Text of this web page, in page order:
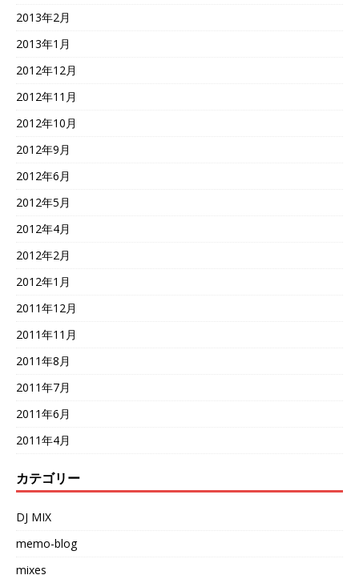
2013年2月
2013年1月
2012年12月
2012年11月
2012年10月
2012年9月
2012年6月
2012年5月
2012年4月
2012年2月
2012年1月
2011年12月
2011年11月
2011年8月
2011年7月
2011年6月
2011年4月
カテゴリー
DJ MIX
memo-blog
mixes